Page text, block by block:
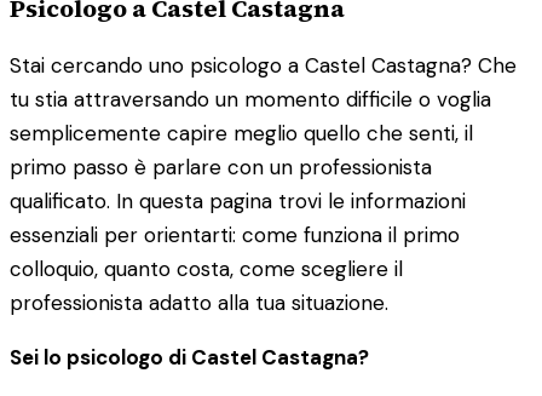
Psicologo a Castel Castagna
Stai cercando uno psicologo a Castel Castagna? Che
tu stia attraversando un momento difficile o voglia
semplicemente capire meglio quello che senti, il
primo passo è parlare con un professionista
qualificato. In questa pagina trovi le informazioni
essenziali per orientarti: come funziona il primo
colloquio, quanto costa, come scegliere il
professionista adatto alla tua situazione.
Sei lo psicologo di Castel Castagna?